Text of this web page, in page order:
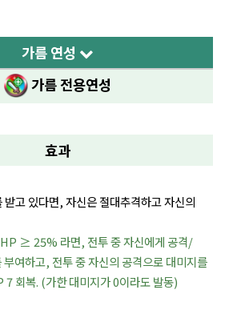
가름 연성
가름전용연성
효과
고 있다면, 자신은 절대추격하고 자신의
≥ 25% 라면, 전투 중 자신에게 공격/
여하고, 전투 중 자신의 공격으로 대미지를
7 회복. (가한 대미지가 0이라도 발동)